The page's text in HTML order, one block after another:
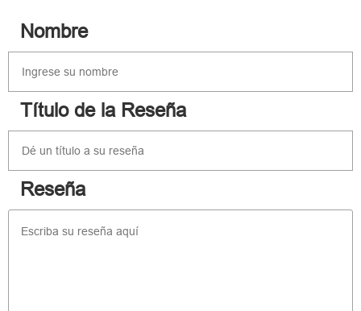
Nombre
Título de la Reseña
Reseña